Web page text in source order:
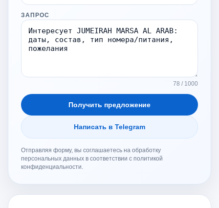
ЗАПРОС
78 / 1000
Получить предложение
Написать в Telegram
Отправляя форму, вы соглашаетесь на обработку
персональных данных в соответствии с политикой
конфиденциальности.